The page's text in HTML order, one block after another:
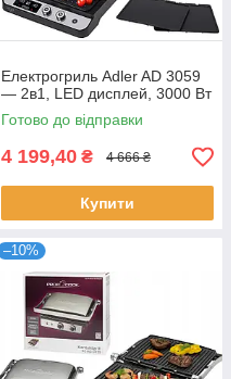
Електрогриль Adler AD 3059
— 2в1, LED дисплей, 3000 Вт
Готово до відправки
4 199,40 ₴ 4 666 ₴
Купити
–10%